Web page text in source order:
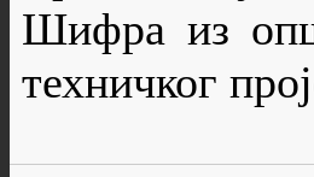
Шифра из
техничког